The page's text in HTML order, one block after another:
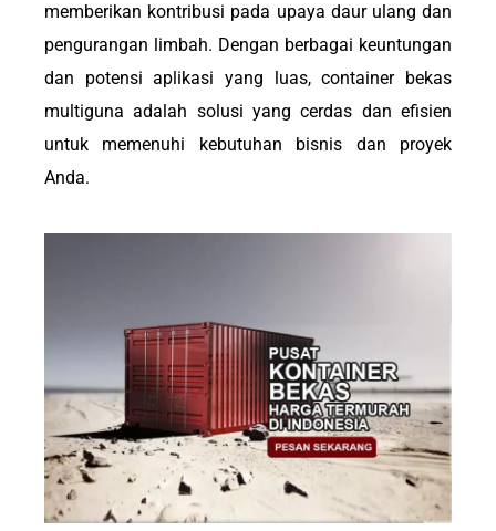
memberikan kontribusi pada upaya daur ulang dan
pengurangan limbah. Dengan berbagai keuntungan
dan potensi aplikasi yang luas, container bekas
multiguna adalah solusi yang cerdas dan efisien
untuk memenuhi kebutuhan bisnis dan proyek
Anda.